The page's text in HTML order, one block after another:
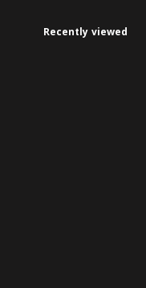
Recently viewed